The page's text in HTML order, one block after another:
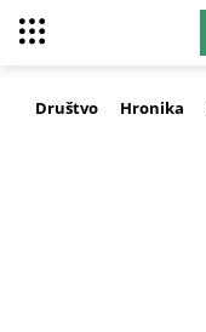
Društvo Hronika